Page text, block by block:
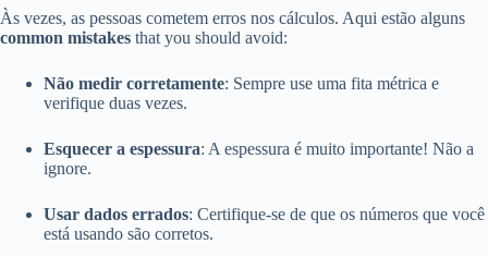
Às vezes, as pessoas cometem erros nos cálculos. Aqui estão alguns
common mistakes that you should avoid:
Não medir corretamente: Sempre use uma fita métrica e
verifique duas vezes.
Esquecer a espessura: A espessura é muito importante! Não a
ignore.
Usar dados errados: Certifique-se de que os números que você
está usando são corretos.